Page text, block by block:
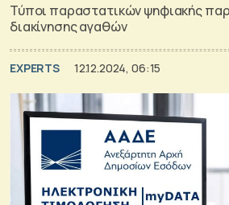
Τύποι παραστατικών ψηφιακής
διακίνησης αγαθών
EXPERTS 12.12.2024, 06:15